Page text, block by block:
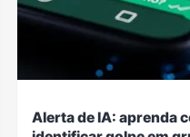
Alerta de IA: aprenda